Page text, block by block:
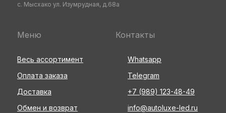
с. Мысхако ул. Изумрудная, д.68а
Обмен и возврат
Доставка
Оплата заказа
info@autoluxe-led.ru
Меню Контакты
+7 (989) 123-48-49
Telegram
Весь ассортимент Whatsapp